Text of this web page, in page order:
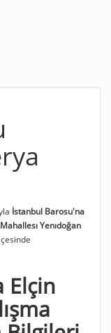
İstanbul Barosu'na
Mahallesı Yenıdoğan
Elçin